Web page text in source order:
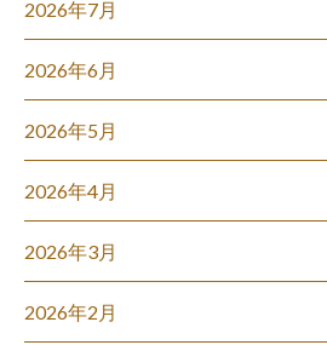
2026年7月
2026年6月
2026年5月
2026年4月
2026年3月
2026年2月